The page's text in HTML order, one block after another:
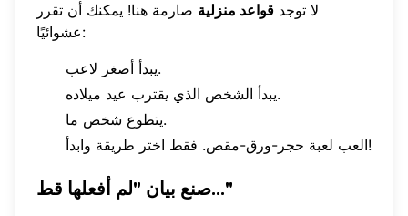
لا توجد قواعد منزلية صارمة هنا! يمكنك أن تقرر
عشوائيًا:
يبدأ أصغر لاعب.
يبدأ الشخص الذي يقترب عيد ميلاده.
يتطوع شخص ما.
العب لعبة حجر-ورق-مقص. فقط اختر طريقة وابدأ!
صنع بيان "لم أفعلها قط..."